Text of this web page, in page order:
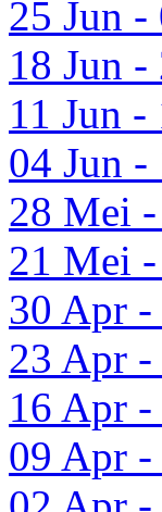
25 Jun -
18 Jun -
11 Jun -
04 Jun -
28 Mei
21 Mei
30 Apr
23 Apr
16 Apr
09 Apr